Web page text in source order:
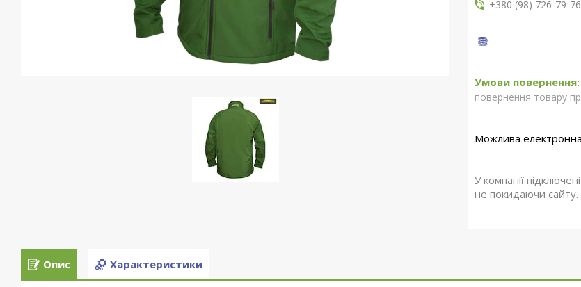
+380 (98) 726-79-76
повернення товару
У компанії
не покидаючи сайту.
Опис Характеристики